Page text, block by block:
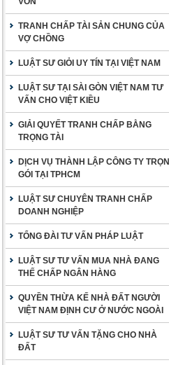
TRANH CHẤP TÀI SẢN CHUNG CỦA
VỢ CHỒNG
LUẬT SƯ GIỎI UY TÍN TẠI VIỆT NAM
LUẬT SƯ TẠI SÀI GÒN VIỆT NAM TƯ
VẤN CHO VIỆT KIỀU
GIẢI QUYẾT TRANH CHẤP BẰNG
TRỌNG TÀI
DỊCH VỤ THÀNH LẬP CÔNG TY TRỌN
GÓI TẠI TPHCM
LUẬT SƯ CHUYÊN TRANH CHẤP
DOANH NGHIỆP
TỔNG ĐÀI TƯ VẤN PHÁP LUẬT
LUẬT SƯ TƯ VẤN MUA NHÀ ĐANG
THẾ CHẤP NGÂN HÀNG
QUYỀN THỪA KẾ NHÀ ĐẤT NGƯỜI
VIỆT NAM ĐỊNH CƯ Ở NƯỚC NGOÀI
LUẬT SƯ TƯ VẤN TẶNG CHO NHÀ
ĐẤT